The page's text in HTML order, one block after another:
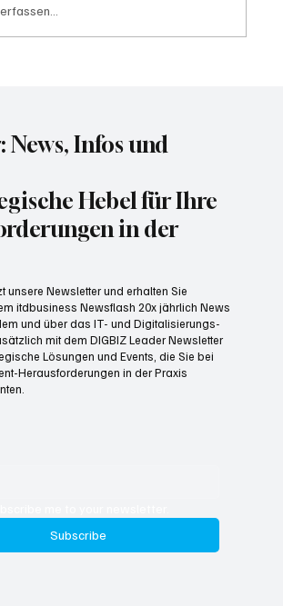
News, Infos und
Hebel für Ihre
in der
Subscribe
unsere Newsletter und erhalten Sie
itdbusiness Newsflash 20x jährlich News
und über das IT- und Digitalisierungs-
mit dem DIGBIZ Leader Newsletter
Lösungen und Events, die Sie bei
Herausforderungen in der Praxis